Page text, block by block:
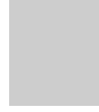
2. iCloud
Tính năng Private
gọn vậy. Sử dụng
được. Tuy nhiên,